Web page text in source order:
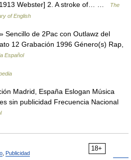
Webster] 2. A stroke of… …
The
of English
Sencillo de 2Pac con Outlawz del
12 Grabación 1996 Género(s) Rap,
Español
Madrid, España Eslogan Música
sin publicidad Frecuencia Nacional
18+
Publicidad